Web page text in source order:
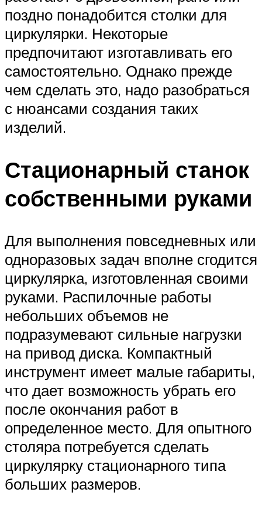
поздно понадобится столки для
циркулярки. Некоторые
предпочитают изготавливать его
самостоятельно. Однако прежде
чем сделать это, надо разобраться
с нюансами создания таких
изделий.
Стационарный станок
собственными руками
Для выполнения повседневных или
одноразовых задач вполне сгодится
циркулярка, изготовленная своими
руками. Распилочные работы
небольших объемов не
подразумевают сильные нагрузки
на привод диска. Компактный
инструмент имеет малые габариты,
что дает возможность убрать его
после окончания работ в
определенное место. Для опытного
столяра потребуется сделать
циркулярку стационарного типа
больших размеров.